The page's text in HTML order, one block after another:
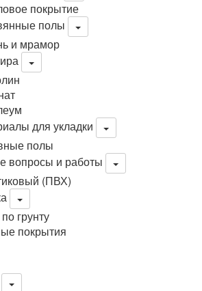
покрытие
полы
и мрамор
для укладки
полы
вопросы и работы
(ПВХ)
грунту
покрытия